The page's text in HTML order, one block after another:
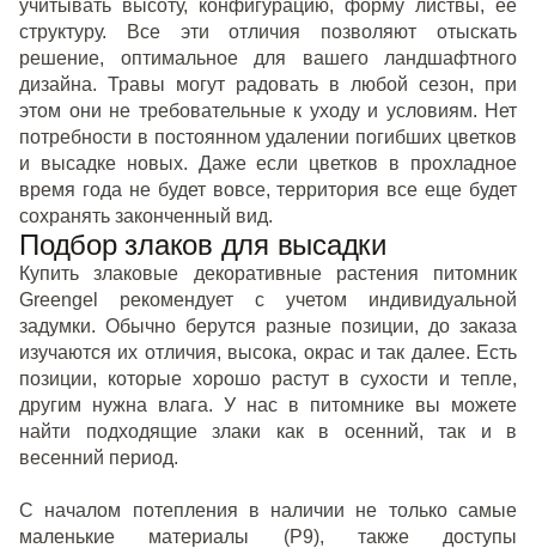
учитывать высоту, конфигурацию, форму листвы, ее
структуру. Все эти отличия позволяют отыскать
решение, оптимальное для вашего ландшафтного
дизайна. Травы могут радовать в любой сезон, при
этом они не требовательные к уходу и условиям. Нет
потребности в постоянном удалении погибших цветков
и высадке новых. Даже если цветков в прохладное
время года не будет вовсе, территория все еще будет
сохранять законченный вид.
Подбор злаков для высадки
Купить злаковые декоративные растения питомник
Greengel рекомендует с учетом индивидуальной
задумки. Обычно берутся разные позиции, до заказа
изучаются их отличия, высока, окрас и так далее. Есть
позиции, которые хорошо растут в сухости и тепле,
другим нужна влага. У нас в питомнике вы можете
найти подходящие злаки как в осенний, так и в
весенний период.
С началом потепления в наличии не только самые
маленькие материалы (Р9), также доступы